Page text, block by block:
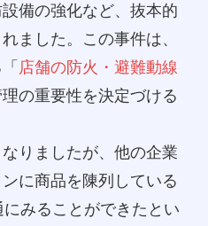
備の強化など、抜本的
ました。この事件は、
店舗の防火・避難動線
の重要性を決定づける
りましたが、他の企業
に商品を陳列している
みることができたとい